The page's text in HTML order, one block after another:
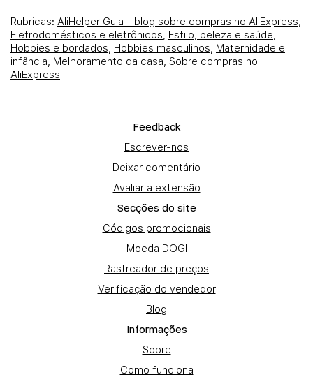
Rubricas: AliHelper Guia - blog sobre compras no AliExpress,
Eletrodomésticos e eletrônicos, Estilo, beleza e saúde,
Hobbies e bordados, Hobbies masculinos, Maternidade e
infância, Melhoramento da casa, Sobre compras no
AliExpress
Fеedback
Escrever-nos
Deixar comentário
Avaliar a extensão
Secções do site
Códigos promocionais
Moeda DOGI
Rastreador de preços
Verificação do vendedor
Blog
Informações
Sobre
Como funciona